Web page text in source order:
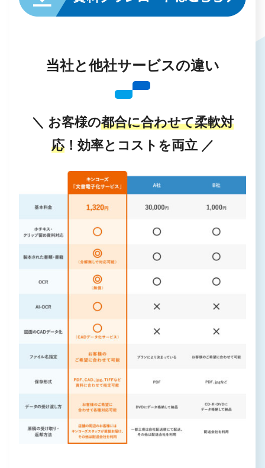
当社と他社サービスの違い
＼ お客様の都合に合わせて柔軟対
応！効率とコストを両立 ／